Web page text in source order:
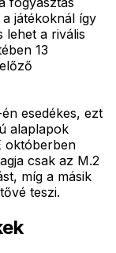
játékoknál így
lehet a rivális
13
esedékes, ezt
alaplapok
októberben
csak az M.2
míg a másik
teszi.